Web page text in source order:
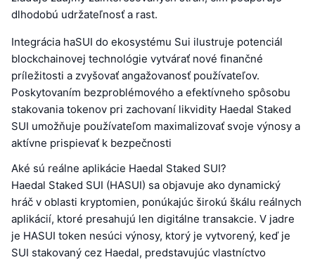
dlhodobú udržateľnosť a rast.
Integrácia haSUI do ekosystému Sui ilustruje potenciál
blockchainovej technológie vytvárať nové finančné
príležitosti a zvyšovať angažovanosť používateľov.
Poskytovaním bezproblémového a efektívneho spôsobu
stakovania tokenov pri zachovaní likvidity Haedal Staked
SUI umožňuje používateľom maximalizovať svoje výnosy a
aktívne prispievať k bezpečnosti
Aké sú reálne aplikácie Haedal Staked SUI?
Haedal Staked SUI (HASUI) sa objavuje ako dynamický
hráč v oblasti kryptomien, ponúkajúc širokú škálu reálnych
aplikácií, ktoré presahujú len digitálne transakcie. V jadre
je HASUI token nesúci výnosy, ktorý je vytvorený, keď je
SUI stakovaný cez Haedal, predstavujúc vlastníctvo